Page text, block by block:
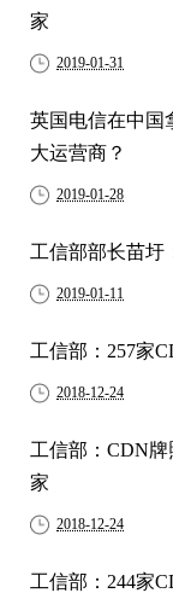
家
2019-01-31
英国电信在中国
大运营商？
2019-01-28
工信部部长苗圩
2019-01-11
工信部：257家
2018-12-24
工信部：CDN
家
2018-12-24
工信部：244家